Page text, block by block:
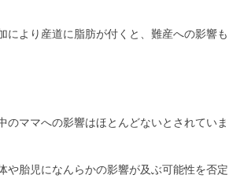
により産道に脂肪が付くと、難産への影響も
ママへの影響はほとんどないとされていま
や胎児になんらかの影響が及ぶ可能性を否定